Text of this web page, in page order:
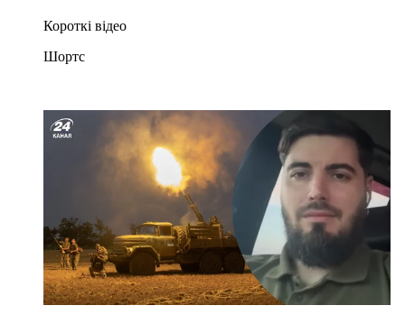
Короткі відео
Шортс